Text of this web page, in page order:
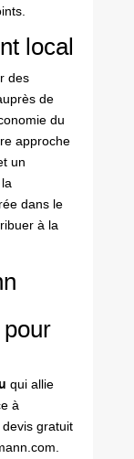
local
des
de
du
approche
un
dans le
à la
qui allie
à
devisgratuit